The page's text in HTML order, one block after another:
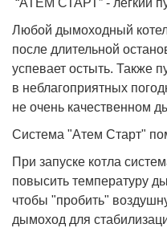
“АТЕМ СТАРТ” - легкий
Любой дымоходный котел
после длительной
успевает остыть. Также
в неблагоприятных
не очень качественном
Система "Атем Старт"
При запуске котла
повысить температуру
чтобы "пробить"
дымоход для